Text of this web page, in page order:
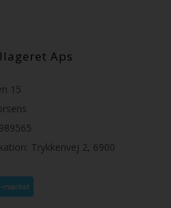
Aps
15
Trykkerivej 2, 6900